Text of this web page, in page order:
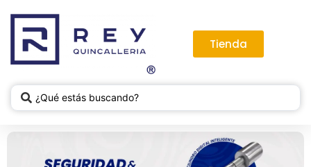
Tienda